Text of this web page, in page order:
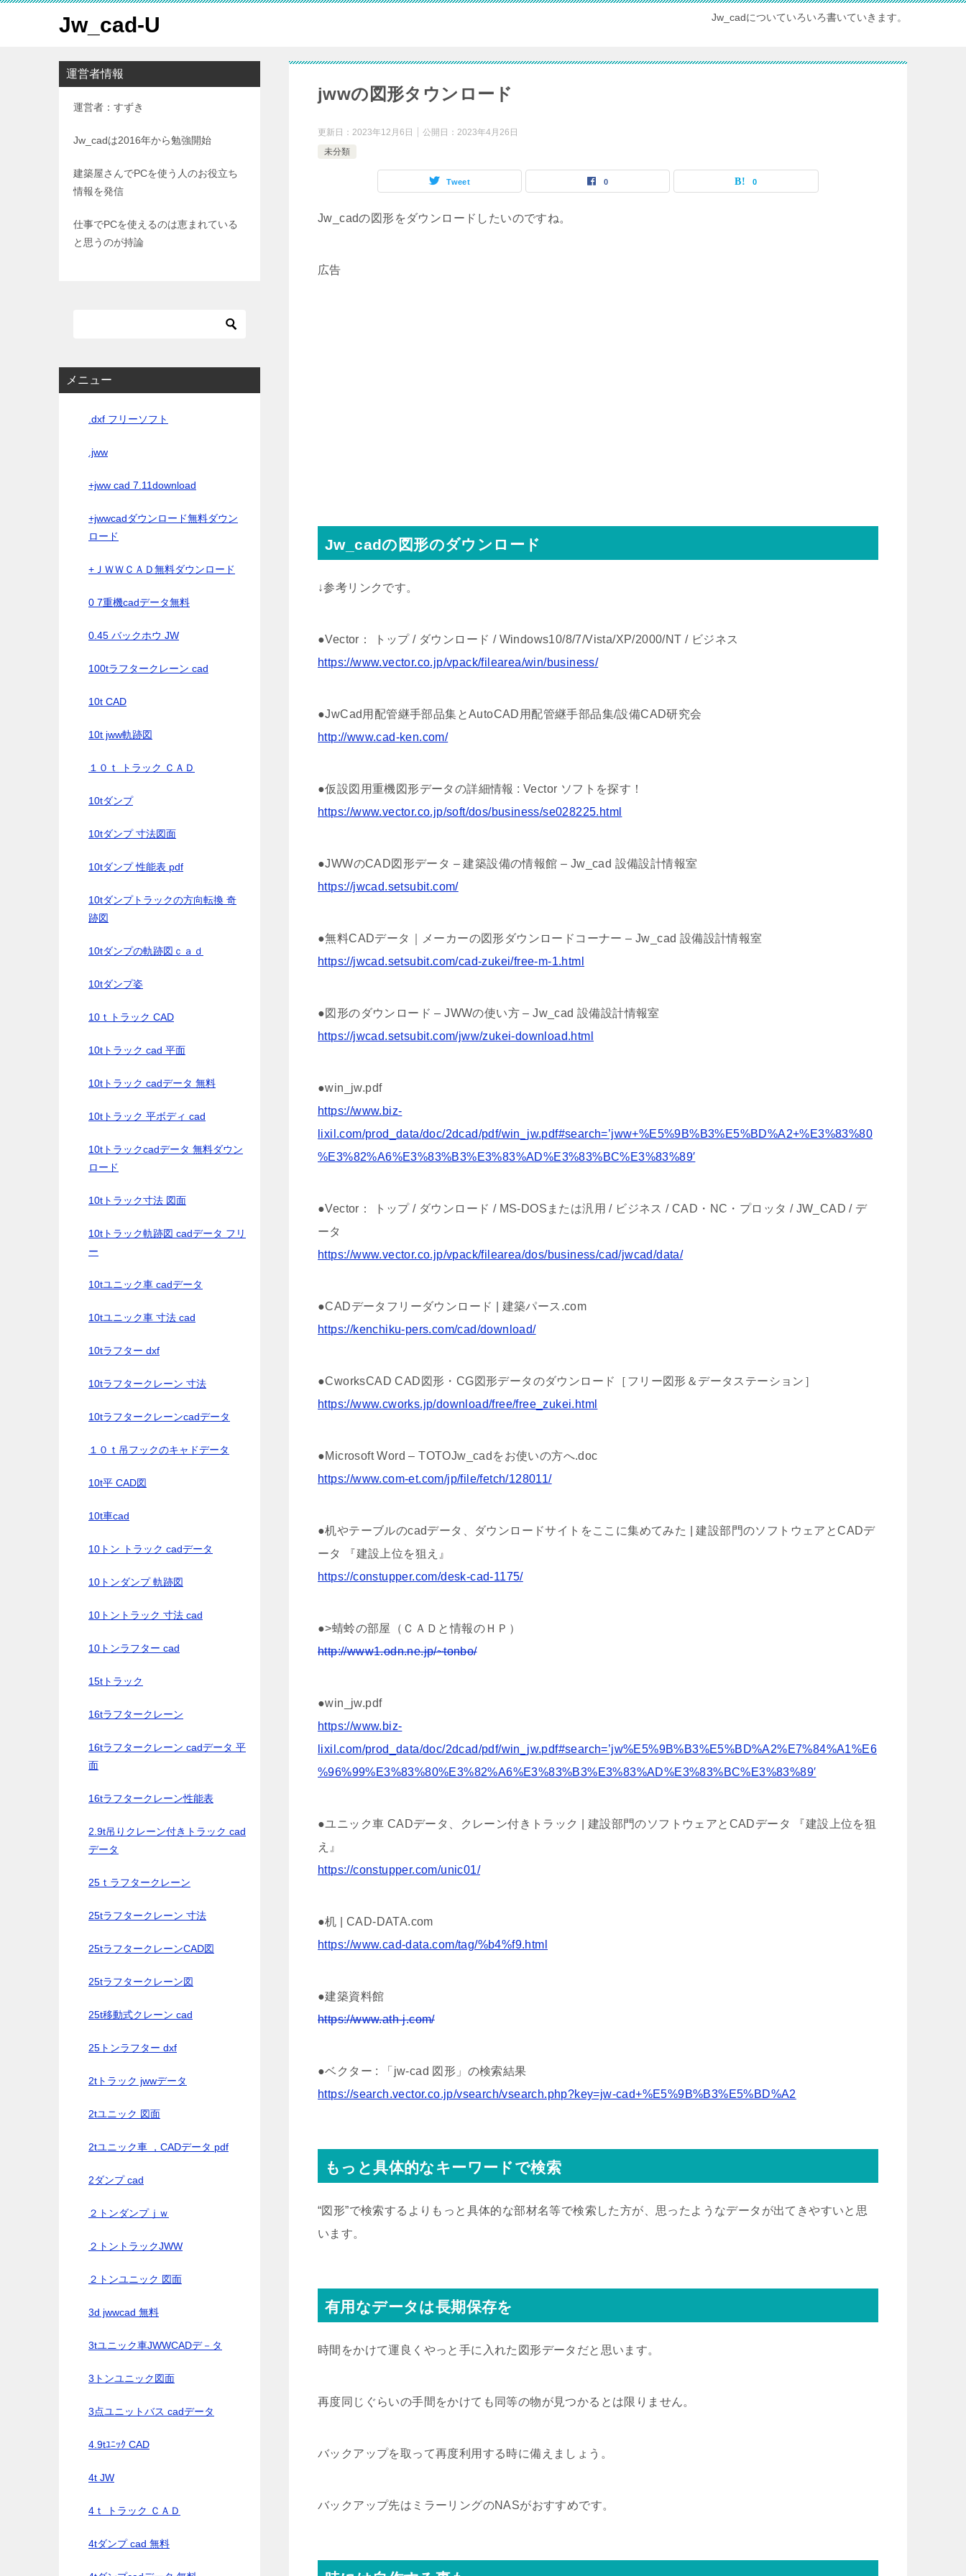
Jw_cad-U Jw_cadについていろいろ書いていきます。
jwwの図形タウンロード
更新日： 2023年12月6日 公開日： 2023年4月26日
未分類
Tweet 0 0
Jw_cadの図形をダウンロードしたいのですね。
広告
Jw_cadの図形のダウンロード
↓参考リンクです。
●Vector： トップ / ダウンロード / Windows10/8/7/Vista/XP/2000/NT / ビジネス
https://www.vector.co.jp/vpack/filearea/win/business/
●JwCad用配管継手部品集とAutoCAD用配管継手部品集/設備CAD研究会
http://www.cad-ken.com/
●仮設図用重機図形データの詳細情報 : Vector ソフトを探す！
https://www.vector.co.jp/soft/dos/business/se028225.html
●JWWのCAD図形データ – 建築設備の情報館 – Jw_cad 設備設計情報室
https://jwcad.setsubit.com/
●無料CADデータ｜メーカーの図形ダウンロードコーナー – Jw_cad 設備設計情報室
https://jwcad.setsubit.com/cad-zukei/free-m-1.html
●図形のダウンロード – JWWの使い方 – Jw_cad 設備設計情報室
https://jwcad.setsubit.com/jww/zukei-download.html
●win_jw.pdf
https://www.biz-
lixil.com/prod_data/doc/2dcad/pdf/win_jw.pdf#search=’jww+%E5%9B%B3%E5%BD%A2+%E3%83%80
%E3%82%A6%E3%83%B3%E3%83%AD%E3%83%BC%E3%83%89′
●Vector： トップ / ダウンロード / MS-DOSまたは汎用 / ビジネス / CAD・NC・プロッタ / JW_CAD / デ
ータ
https://www.vector.co.jp/vpack/filearea/dos/business/cad/jwcad/data/
●CADデータフリーダウンロード | 建築パース.com
https://kenchiku-pers.com/cad/download/
●CworksCAD CAD図形・CG図形データのダウンロード［フリー図形＆データステーション］
https://www.cworks.jp/download/free/free_zukei.html
●Microsoft Word – TOTOJw_cadをお使いの方へ.doc
https://www.com-et.com/jp/file/fetch/128011/
●机やテーブルのcadデータ、ダウンロードサイトをここに集めてみた | 建設部門のソフトウェアとCADデ
ータ 『建設上位を狙え』
https://constupper.com/desk-cad-1175/
●>蜻蛉の部屋（ＣＡＤと情報のＨＰ）
http://www1.odn.ne.jp/~tonbo/
●win_jw.pdf
https://www.biz-
lixil.com/prod_data/doc/2dcad/pdf/win_jw.pdf#search=’jw%E5%9B%B3%E5%BD%A2%E7%84%A1%E6
%96%99%E3%83%80%E3%82%A6%E3%83%B3%E3%83%AD%E3%83%BC%E3%83%89′
●ユニック車 CADデータ、クレーン付きトラック | 建設部門のソフトウェアとCADデータ 『建設上位を狙
え』
https://constupper.com/unic01/
●机 | CAD-DATA.com
https://www.cad-data.com/tag/%b4%f9.html
●建築資料館
https://www.ath-j.com/
●ベクター : 「jw-cad 図形」の検索結果
https://search.vector.co.jp/vsearch/vsearch.php?key=jw-cad+%E5%9B%B3%E5%BD%A2
もっと具体的なキーワードで検索
“図形”で検索するよりもっと具体的な部材名等で検索した方が、思ったようなデータが出てきやすいと思
います。
有用なデータは長期保存を
時間をかけて運良くやっと手に入れた図形データだと思います。
再度同じぐらいの手間をかけても同等の物が見つかるとは限りません。
バックアップを取って再度利用する時に備えましょう。
バックアップ先はミラーリングのNASがおすすめです。
運営者情報
運営者：すずき
Jw_cadは2016年から勉強開始
建築屋さんでPCを使う人のお役立ち
情報を発信
仕事でPCを使えるのは恵まれている
と思うのが持論
メニュー
.dxf フリーソフト
.jww
+jww cad 7.11download
+jwwcadダウンロード無料ダウン
ロード
+ＪＷＷＣＡＤ無料ダウンロード
0 7重機cadデータ無料
0.45 バックホウ JW
100tラフタークレーン cad
10t CAD
10t jww軌跡図
１０ｔ トラック ＣＡＤ
10tダンプ
10tダンプ 寸法図面
10tダンプ 性能表 pdf
10tダンプトラックの方向転換 奇
跡図
10tダンプの軌跡図ｃａｄ
10tダンプ姿
10ｔトラック CAD
10tトラック cad 平面
10tトラック cadデータ 無料
10tトラック 平ボディ cad
10tトラックcadデータ 無料ダウン
ロード
10tトラック寸法 図面
10tトラック軌跡図 cadデータ フリ
ー
10tユニック車 cadデータ
10tユニック車 寸法 cad
10tラフター dxf
10tラフタークレーン 寸法
10tラフタークレーンcadデータ
１０ｔ吊フックのキャドデータ
10t平 CAD図
10t車cad
10トン トラック cadデータ
10トンダンプ 軌跡図
10トントラック 寸法 cad
10トンラフター cad
15tトラック
16tラフタークレーン
16tラフタークレーン cadデータ 平
面
16tラフタークレーン性能表
2.9t吊りクレーン付きトラック cad
データ
25ｔラフタークレーン
25tラフタークレーン 寸法
25tラフタークレーンCAD図
25tラフタークレーン図
25t移動式クレーン cad
25トンラフター dxf
2tトラック jwwデータ
2tユニック 図面
2tユニック車 ，CADデータ pdf
2ダンプ cad
２トンダンプｊｗ
２トントラックJWW
２トンユニック 図面
3d jwwcad 無料
3tユニック車JWWCADデ－タ
3トンユニック図面
3点ユニットバス cadデータ
4.9tﾕﾆｯｸ CAD
4t JW
4ｔ トラック ＣＡＤ
4tダンプ cad 無料